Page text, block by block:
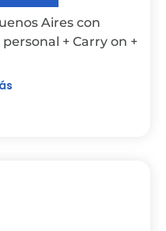
Aires con
+ Carry on +